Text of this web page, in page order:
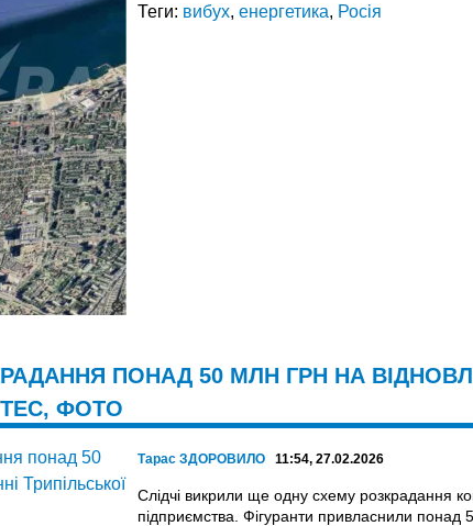
Теги: вибух, енергетика, Росія
ПОНАД 50 МЛН ГРН НА
ТЕС, ФОТО
Тарас ЗДОРОВИЛО 11:54, 27.02.2026
Слідчі викрили ще одну схему розкрадання
підприємства. Фігуранти привласнили понад